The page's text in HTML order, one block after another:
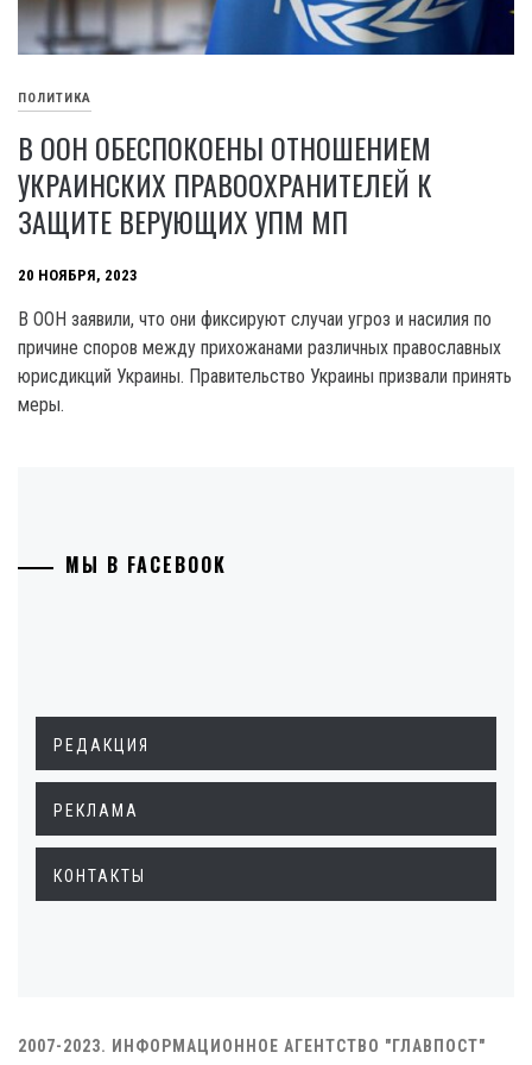
ПОЛИТИКА
В ООН ОБЕСПОКОЕНЫ ОТНОШЕНИЕМ
УКРАИНСКИХ ПРАВООХРАНИТЕЛЕЙ К
ЗАЩИТЕ ВЕРУЮЩИХ УПМ МП
20 НОЯБРЯ, 2023
B OOH заявили, что они фиксируют случаи угроз и насилия по
причине споров между прихожанами различных православных
юрисдикций Украины. Правительство Украины призвали принять
меры.
МЫ В FACEBOOK
РЕДАКЦИЯ
РЕКЛАМА
КОНТАКТЫ
2007-2023. ИНФОРМАЦИОННОЕ АГЕНТСТВО "ГЛАВПОСТ"